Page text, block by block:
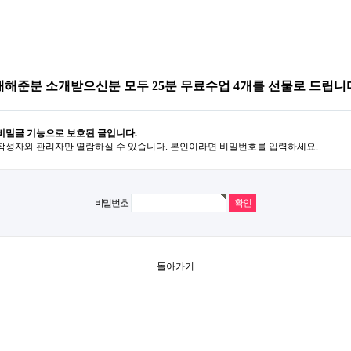
해준분 소개받으신분 모두 25분 무료수업 4개를 선물로 드립니
밀글 기능으로 보호된 글입니다.
성자와 관리자만 열람하실 수 있습니다. 본인이라면 비밀번호를 입력하세요.
비밀번호
돌아가기